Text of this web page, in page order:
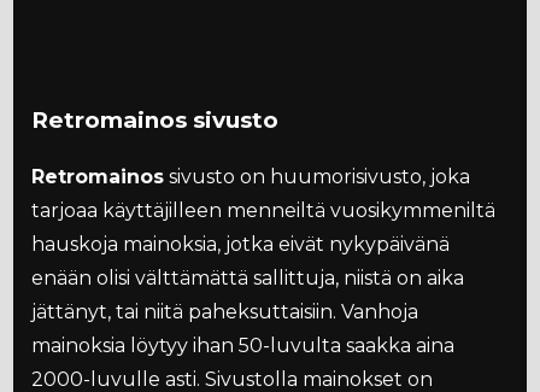
Retromainos sivusto
Retromainos sivusto on huumorisivusto, joka
tarjoaa käyttäjilleen menneiltä vuosikymmeniltä
hauskoja mainoksia, jotka eivät nykypäivänä
enään olisi välttämättä sallittuja, niistä on aika
jättänyt, tai niitä paheksuttaisiin. Vanhoja
mainoksia löytyy ihan 50-luvulta saakka aina
2000-luvulle asti. Sivustolla mainokset on